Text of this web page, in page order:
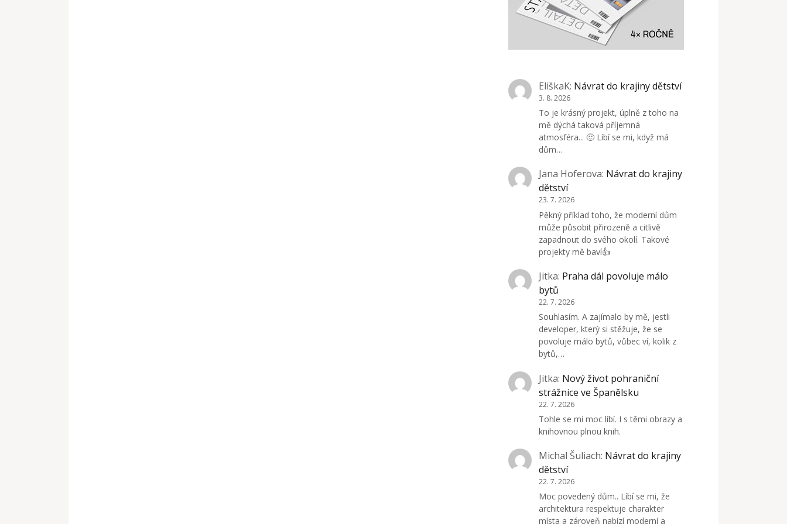
EliškaK: Návrat do krajiny dětství
3. 8. 2026
To je krásný projekt, úplně z toho na
mě dýchá taková příjemná
atmosféra... 🙂 Líbí se mi, když má
dům…
Jana Hoferova: Návrat do krajiny
dětství
23. 7. 2026
Pěkný příklad toho, že moderní dům
může působit přirozeně a citlivě
zapadnout do svého okolí. Takové
projekty mě baví👍
Jitka: Praha dál povoluje málo
bytů
22. 7. 2026
Souhlasím. A zajímalo by mě, jestli
developer, který si stěžuje, že se
povoluje málo bytů, vůbec ví, kolik z
bytů,…
Jitka: Nový život pohraniční
strážnice ve Španělsku
22. 7. 2026
Tohle se mi moc líbí. I s těmi obrazy a
knihovnou plnou knih.
Michal Šuliach: Návrat do krajiny
dětství
22. 7. 2026
Moc povedený dům.. Líbí se mi, že
architektura respektuje charakter
místa a zároveň nabízí moderní a